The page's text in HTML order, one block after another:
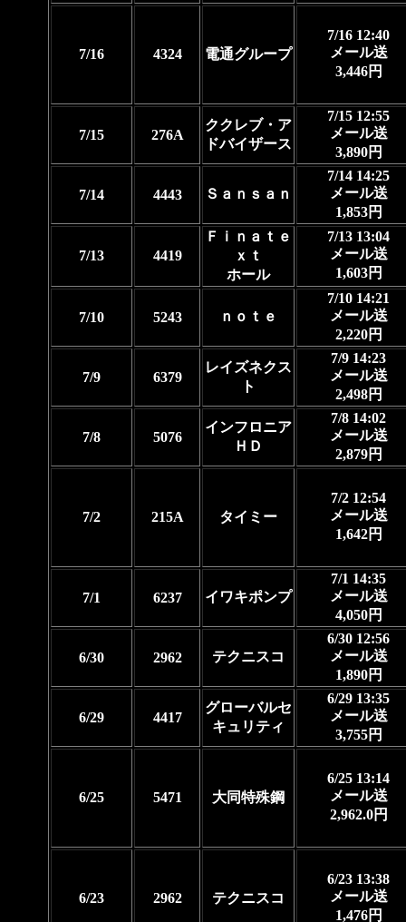
7/16 4324 電通グループ
7/16 12:40
メール送
3,446円
7/15 276A
ククレブ・ア
ドバイザース
7/15 12:55
メール送
3,890円
7/14 4443 Ｓａｎｓａｎ
7/14 14:25
メール送
1,853円
7/13 4419
Ｆｉｎａｔｅ
ｘｔ
ホール
7/13 13:04
メール送
1,603円
7/10 5243 ｎｏｔｅ
7/10 14:21
メール送
2,220円
7/9 6379
レイズネクス
ト
7/9 14:23
メール送
2,498円
7/8 5076
インフロニア
ＨＤ
7/8 14:02
メール送
2,879円
7/2 215A タイミー
7/2 12:54
メール送
1,642円
7/1 6237 イワキポンプ
7/1 14:35
メール送
4,050円
6/30 2962 テクニスコ
6/30 12:56
メール送
1,890円
6/29 4417
グローバルセ
キュリティ
6/29 13:35
メール送
3,755円
6/25 5471 大同特殊鋼
6/25 13:14
メール送
2,962.0円
6/23 2962 テクニスコ
6/23 13:38
メール送
1,476円